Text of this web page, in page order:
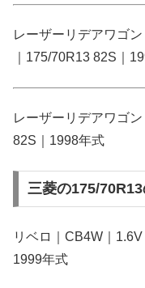
レーザーリデアワゴ
｜175/70R13 82S｜
レーザーリデアワゴ
82S｜1998年式
三菱の175/
リベロ｜CB4W｜
1999年式